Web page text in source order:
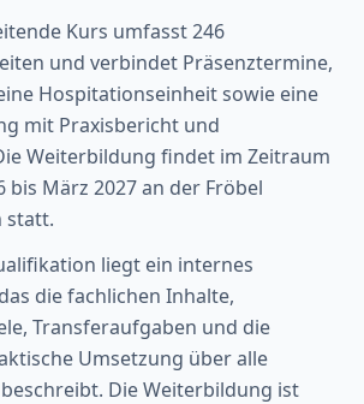
Kurs umfasst 246
und verbindet Präsenztermine,
Hospitationseinheit sowie eine
mit Praxisbericht und
Weiterbildung findet im Zeitraum
bis März 2027 an der Fröbel
statt.
liegt ein internes
die fachlichen Inhalte,
Transferaufgaben und die
Umsetzung über alle
Die Weiterbildung ist